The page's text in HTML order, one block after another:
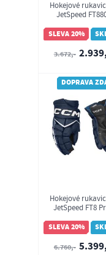
Hokejové
JetSpeed
SLEVA 20%
3.672,-
DOPRAVA
Hokejové
JetSpeed FT8
SLEVA 20%
6.760,-